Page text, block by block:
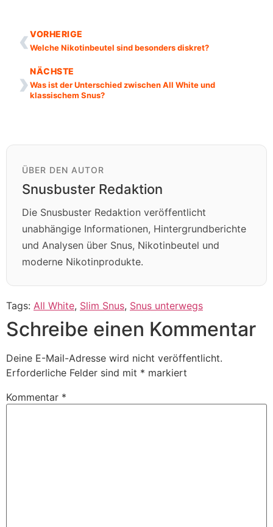
‹VORHERIGE
Welche Nikotinbeutel sind besonders diskret?
NÄCHSTE
Was ist der Unterschied zwischen All White und
klassischem Snus?
›
ÜBER DEN AUTOR
Snusbuster Redaktion
Die Snusbuster Redaktion veröffentlicht
unabhängige Informationen, Hintergrundberichte
und Analysen über Snus, Nikotinbeutel und
moderne Nikotinprodukte.
Tags: All White, Slim Snus, Snus unterwegs
Schreibe einen Kommentar
Deine E-Mail-Adresse wird nicht veröffentlicht.
Erforderliche Felder sind mit * markiert
Kommentar *